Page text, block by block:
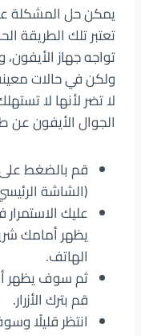
يمكن حل المشكلة
تعتبر تلك الطريقة
تواجه جهاز الأيفون،
ولكن في حالات
لا تضر لأنها لا
الجوال الأيفون عن
قم بالضغط على
(الشاشة
عليك
يظهر أمامك
الهاتف.
ثم سوف يظهر
قم بترك الأزرار.
انتظر قليلًا